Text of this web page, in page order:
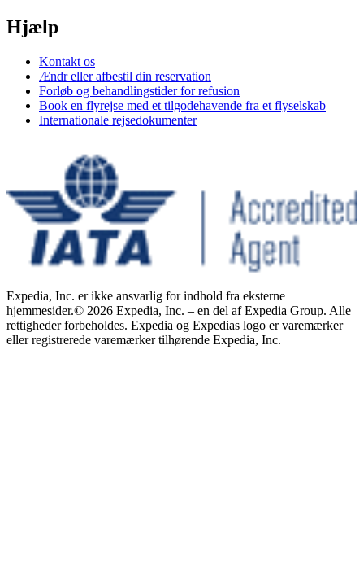
Hjælp
Kontakt os
Ændr eller afbestil din reservation
Forløb og behandlingstider for refusion
Book en flyrejse med et tilgodehavende fra et flyselskab
Internationale rejsedokumenter
Expedia, Inc. er ikke ansvarlig for indhold fra eksterne
hjemmesider.© 2026 Expedia, Inc. – en del af Expedia Group. Alle
rettigheder forbeholdes. Expedia og Expedias logo er varemærker
eller registrerede varemærker tilhørende Expedia, Inc.